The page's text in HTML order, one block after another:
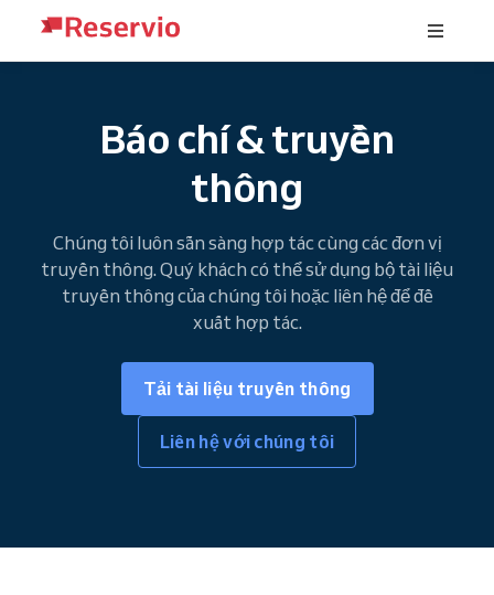
Báo chí & truyền
thông
Chúng tôi luôn sẵn sàng hợp tác cùng các đơn vị
truyền thông. Quý khách có thể sử dụng bộ tài liệu
truyền thông của chúng tôi hoặc liên hệ để đề
xuất hợp tác.
Tải tài liệu truyền thông
Liên hệ với chúng tôi